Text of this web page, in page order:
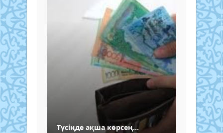
Түсіңде ақша көрсең...